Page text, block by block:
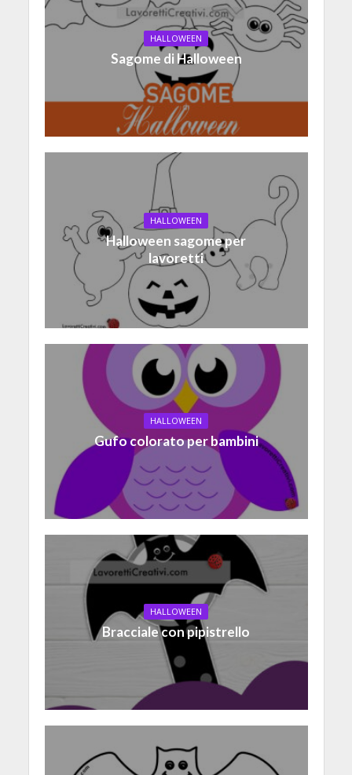
HALLOWEEN
Sagome di Halloween
HALLOWEEN
Halloween sagome per
lavoretti
HALLOWEEN
Gufo colorato per bambini
HALLOWEEN
Bracciale con pipistrello